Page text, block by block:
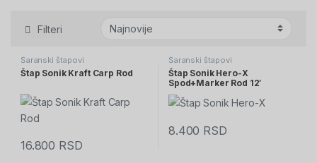
Filteri
Šaranski štapovi
Štap Sonik Kraft Carp Rod
16.800 RSD
Šaranski štapovi
Štap Sonik Hero-X
Spod+Marker Rod 12′
8.400 RSD